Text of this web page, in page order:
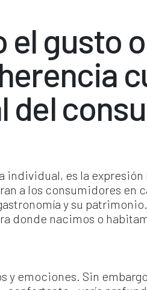
el gusto
del
individual, es la expresión
a los consumidores en
y su
donde nacimos o
y emociones. Sin